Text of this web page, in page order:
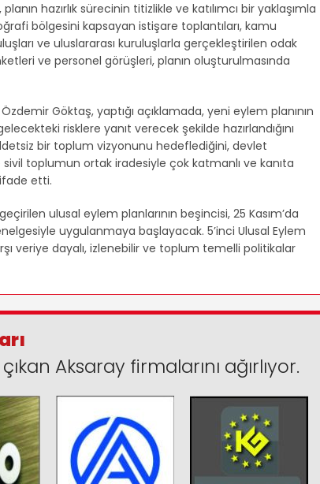
hazırlık sürecinin titizlikle ve katılımcı bir yaklaşımla
bölgesini kapsayan istişare toplantıları, kamu
ve uluslararası kuruluşlarla gerçekleştirilen odak
ve personel görüşleri, planın oluşturulmasında
Göktaş, yaptığı açıklamada, yeni eylem planının
risklere yanıt verecek şekilde hazırlandığını
bir toplum vizyonunu hedeflediğini, devlet
toplumun ortak iradesiyle çok katmanlı ve kanıta
etti.
ulusal eylem planlarının beşincisi, 25 Kasım’da
uygulanmaya başlayacak. 5’inci Ulusal Eylem
veriye dayalı, izlenebilir ve toplum temelli politikalar
Aksaray firmalarını ağırlıyor.